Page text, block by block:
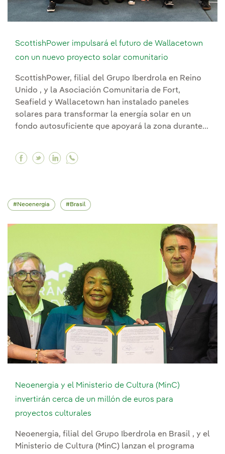
ScottishPower impulsará el futuro de Wallacetown
con un nuevo proyecto solar comunitario
ScottishPower, filial del Grupo Iberdrola en Reino
Unido , y la Asociación Comunitaria de Fort,
Seafield y Wallacetown han instalado paneles
solares para transformar la energía solar en un
fondo autosuficiente que apoyará la zona durante...
Facebook ScottishPower impulsará el futuro
Twitter ScottishPower impulsará el
Linkedin ScottishPower impulsará el
Neoenergia Brasil
Neoenergia y el Ministerio de Cultura (MinC)
invertirán cerca de un millón de euros para
proyectos culturales
Neoenergia, filial del Grupo Iberdrola en Brasil , y el
Ministerio de Cultura (MinC) lanzan el programa